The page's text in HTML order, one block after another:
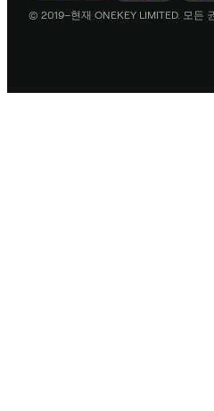
© 2019–현재 ONEKEY LIMITED. 모든